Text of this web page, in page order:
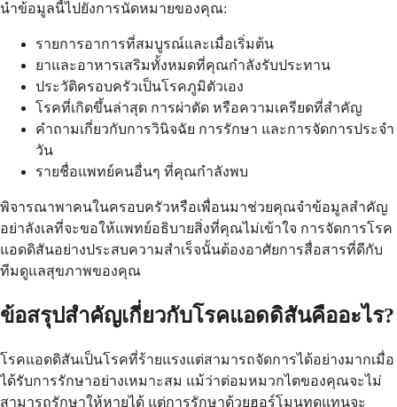
นำข้อมูลนี้ไปยังการนัดหมายของคุณ:
รายการอาการที่สมบูรณ์และเมื่อเริ่มต้น
ยาและอาหารเสริมทั้งหมดที่คุณกำลังรับประทาน
ประวัติครอบครัวเป็นโรคภูมิตัวเอง
โรคที่เกิดขึ้นล่าสุด การผ่าตัด หรือความเครียดที่สำคัญ
คำถามเกี่ยวกับการวินิจฉัย การรักษา และการจัดการประจำ
วัน
รายชื่อแพทย์คนอื่นๆ ที่คุณกำลังพบ
พิจารณาพาคนในครอบครัวหรือเพื่อนมาช่วยคุณจำข้อมูลสำคัญ
อย่าลังเลที่จะขอให้แพทย์อธิบายสิ่งที่คุณไม่เข้าใจ การจัดการโรค
แอดดิสันอย่างประสบความสำเร็จนั้นต้องอาศัยการสื่อสารที่ดีกับ
ทีมดูแลสุขภาพของคุณ
ข้อสรุปสำคัญเกี่ยวกับโรคแอดดิสันคืออะไร?
โรคแอดดิสันเป็นโรคที่ร้ายแรงแต่สามารถจัดการได้อย่างมากเมื่อ
ได้รับการรักษาอย่างเหมาะสม แม้ว่าต่อมหมวกไตของคุณจะไม่
สามารถรักษาให้หายได้ แต่การรักษาด้วยฮอร์โมนทดแทนจะ